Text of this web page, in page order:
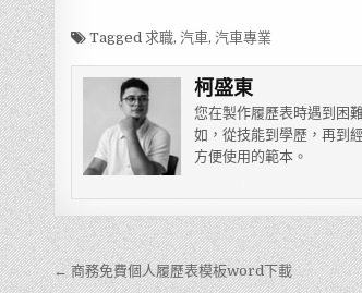
Tagged求職, 汽車, 汽車專業
柯盛東
您在製作履歷表時遇到困
如，從技能到學歷，再到
方便使用的範本。
← 商務免費個人履歷表模板word下載